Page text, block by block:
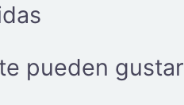
pueden gustar